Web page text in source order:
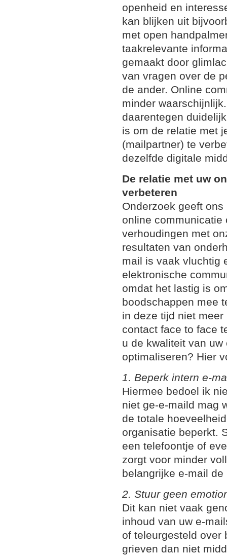
openheid en
kan blijken uit
met open
taakrelevante
gemaakt door
van vragen over de
de ander. Online
minder
daarentegen
is om de relatie met
(mailpartner) te
dezelfde digitale
De relatie met uw
verbeteren
Onderzoek geeft
online communicatie
verhoudingen met
resultaten van
mail is vaak vluchtig
elektronische
omdat het lastig is
boodschappen mee
in deze tijd niet
contact face to face
u de kwaliteit van
optimaliseren? Hier
1. Beperk intern e-
Hiermee bedoel ik
niet ge-e-maild mag
de totale
organisatie beperkt.
een telefoontje of
zorgt voor minder
belangrijke e-mail
2. Stuur geen
Dit kan niet vaak
inhoud van uw e-
of teleurgesteld over
grieven dan niet